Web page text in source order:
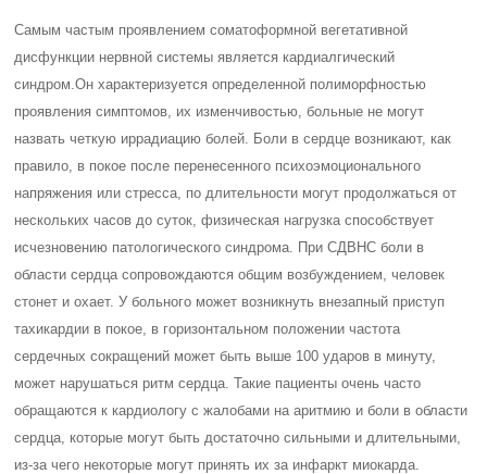
Самым частым проявлением соматоформной вегетативной
дисфункции нервной системы является кардиалгический
синдром.Он характеризуется определенной полиморфностью
проявления симптомов, их изменчивостью, больные не могут
назвать четкую иррадиацию болей. Боли в сердце возникают, как
правило, в покое после перенесенного психоэмоционального
напряжения или стресса, по длительности могут продолжаться от
нескольких часов до суток, физическая нагрузка способствует
исчезновению патологического синдрома. При СДВНС боли в
области сердца сопровождаются общим возбуждением, человек
стонет и охает. У больного может возникнуть внезапный приступ
тахикардии в покое, в горизонтальном положении частота
сердечных сокращений может быть выше 100 ударов в минуту,
может нарушаться ритм сердца. Такие пациенты очень часто
обращаются к кардиологу с жалобами на аритмию и боли в области
сердца, которые могут быть достаточно сильными и длительными,
из-за чего некоторые могут принять их за инфаркт миокарда.